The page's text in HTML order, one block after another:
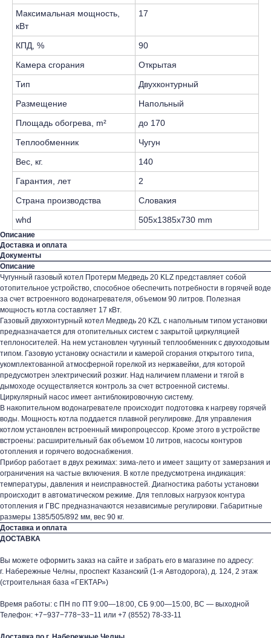
Максимальная мощность,
кВт
17
КПД, %
90
Камера сгорания
Открытая
Тип
Двухконтурный
Размещение
Напольный
Площадь обогрева, m²
до 170
Теплообменник
Чугун
Вес, кг.
140
Гарантия, лет
2
Страна производства
Словакия
whd
505x1385x730 mm
Описание
Доставка и оплата
Документы
Описание
Чугунный газовый котел Протерм Медведь 20 KLZ представляет собой
отопительное устройство, способное обеспечить потребности в горячей воде
за счет встроенного водонагревателя, объемом 90 литров. Полезная
мощность котла составляет 17 кВт.
Газовый двухконтурный котел Медведь 20 KZL с напольным типом установки
предназначается для отопительных систем с закрытой циркуляцией
теплоносителей. На нем установлен чугунный теплообменник с двухходовым
типом. Газовую установку оснастили и камерой сгорания открытого типа,
укомплектованной атмосферной горелкой из нержавейки, для которой
предусмотрен электрический розжиг. Над наличием пламени и тягой в
дымоходе осуществляется контроль за счет встроенной системы.
Циркулярный насос имеет антиблокировочную систему.
В накопительном водонагревателе происходит подготовка к нагреву горячей
воды. Мощность котла поддается плавной регулировке. Для управления
котлом установлен встроенный микропроцессор. Кроме этого в устройстве
встроены: расширительный бак объемом 10 литров, насосы контуров
отопления и горячего водоснабжения.
Прибор работает в двух режимах: зима-лето и имеет защиту от замерзания и
ограничения на частые включения. В котле предусмотрена индикация:
температуры, давления и неисправностей. Диагностика работы установки
происходит в автоматическом режиме. Для тепловых нагрузок контура
отопления и ГВС предназначаются независимые регулировки. Габаритные
размеры 1385/505/892 мм, вес 90 кг.
Доставка и оплата
ДОСТАВКА
Вы можете оформить заказ на сайте и забрать его в магазине по адресу:
г. Набережные Челны, проспект Казанский (1-я Автодорога), д. 124, 2 этаж
(строительная база «ГЕКТАР»)
Время работы: с ПН по ПТ 9:00—18:00, СБ 9:00—15:00, ВС — выходной
Телефон: +7−937−778−33−11 или +7 (8552) 78-33-11